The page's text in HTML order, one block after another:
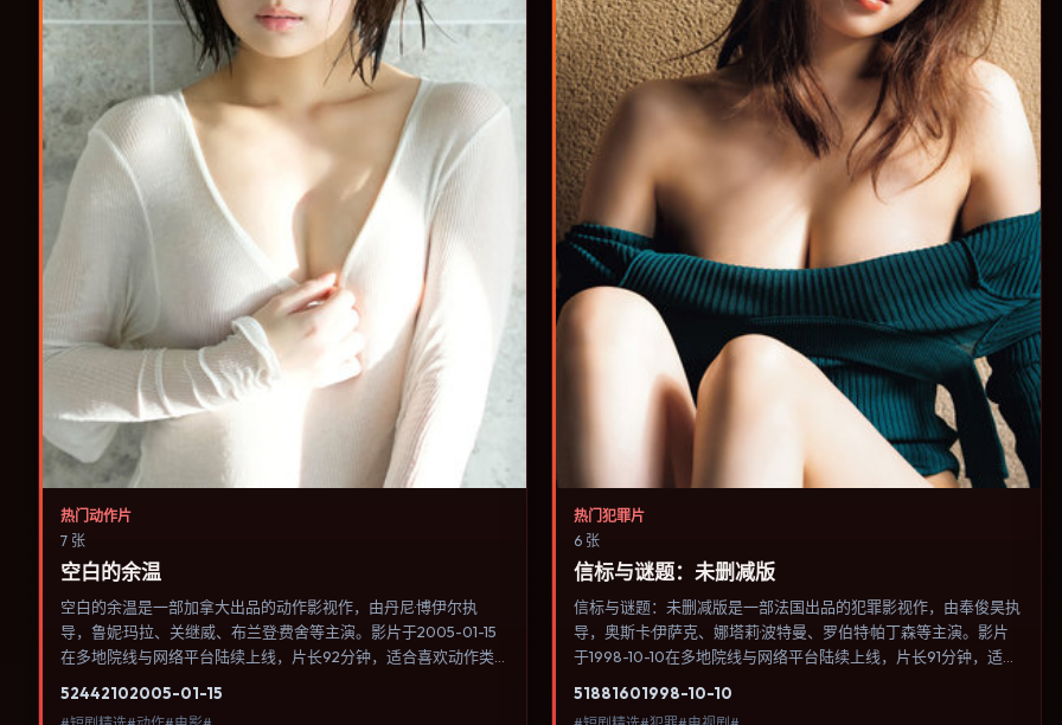
热门动作片
7 张
空白的余温
空白的余温是一部加拿大出品的动作影视作，由丹尼·博伊尔执
导，鲁妮·玛拉、关继威、布兰登·费舍等主演。影片于2005-01-15
在多地院线与网络平台陆续上线，片长92分钟，适合喜欢动作类
52442102005-01-15
热门犯罪片
6 张
信标与谜题：未删减版
信标与谜题：未删减版是一部法国出品的犯罪影视作，由奉俊昊执
导，奥斯卡·伊萨克、娜塔莉·波特曼、罗伯特·帕丁森等主演。影片
于1998-10-10在多地院线与网络平台陆续上线，片长91分钟，适合
51881601998-10-10